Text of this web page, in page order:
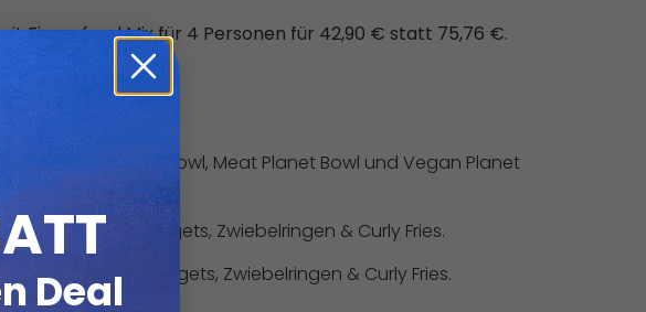
Fingerfood Mix für 4 Personen für 42,90 € statt 75,76 €.
Meeres Planet Bowl, Meat Planet Bowl und Vegan Planet
Chili Cheese Nuggets, Zwiebelringen & Curly Fries.
Chili Cheese Nuggets, Zwiebelringen & Curly Fries.
Deal